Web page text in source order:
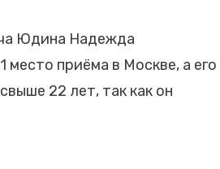
Юдина Надежда
место приёма в Москве, а его
22 лет, так как он